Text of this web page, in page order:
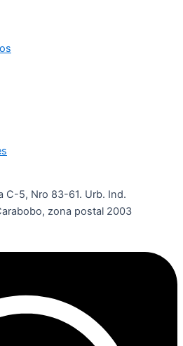
C-5, Nro 83-61. Urb. Ind.
zona postal 2003